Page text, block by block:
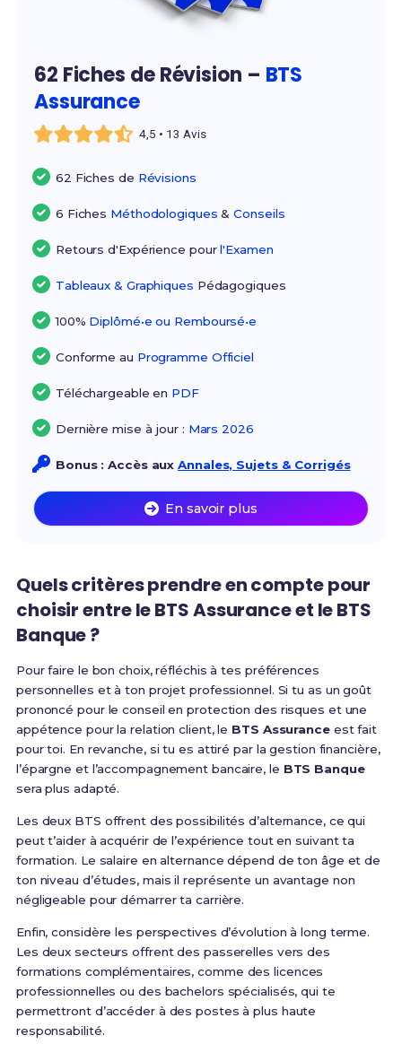
62 Fiches de Révision – BTS
Assurance
4,5 • 13 Avis
62 Fiches de Révisions
6 Fiches Méthodologiques &Conseils
Retours d'Expérience pourl'Examen
Tableaux & Graphiques Pédagogiques
100% Diplômé•e ou Remboursé•e
Conforme au Programme Officiel
Téléchargeable en PDF
Dernière mise à jour : Mars 2026
Bonus : Accès auxAnnales, Sujets & Corrigés
En savoir plus
Quels critères prendre en compte pour
choisir entre le BTS Assurance et le BTS
Banque ?
Pour faire le bon choix, réfléchis à tes préférences
personnelles et à ton projet professionnel. Si tu as un goût
prononcé pour le conseil en protection des risques et une
appétence pour la relation client, le BTS Assuranceest fait
pour toi. En revanche, si tu es attiré par la gestion financière,
l’épargne et l’accompagnement bancaire, le BTS Banque
sera plus adapté.
Les deux BTS offrent des possibilités d’alternance, ce qui
peut t’aider à acquérir de l’expérience tout en suivant ta
formation. Le salaire en alternance dépend de ton âge et de
ton niveau d’études, mais il représente un avantage non
négligeable pour démarrer ta carrière.
Enfin, considère les perspectives d’évolution à long terme.
Les deux secteurs offrent des passerelles vers des
formations complémentaires, comme des licences
professionnelles ou des bachelors spécialisés, qui te
permettront d’accéder à des postes à plus haute
responsabilité.